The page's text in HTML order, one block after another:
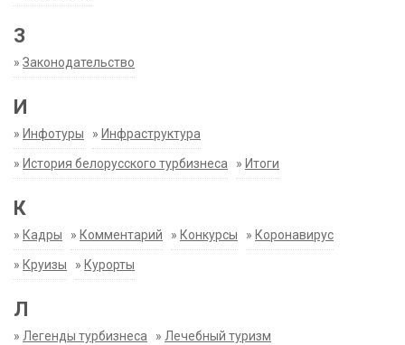
З
» Законодательство
И
» Инфотуры » Инфраструктура
» История белорусского турбизнеса » Итоги
К
» Кадры » Комментарий » Конкурсы » Коронавирус
» Круизы » Курорты
Л
» Легенды турбизнеса » Лечебный туризм